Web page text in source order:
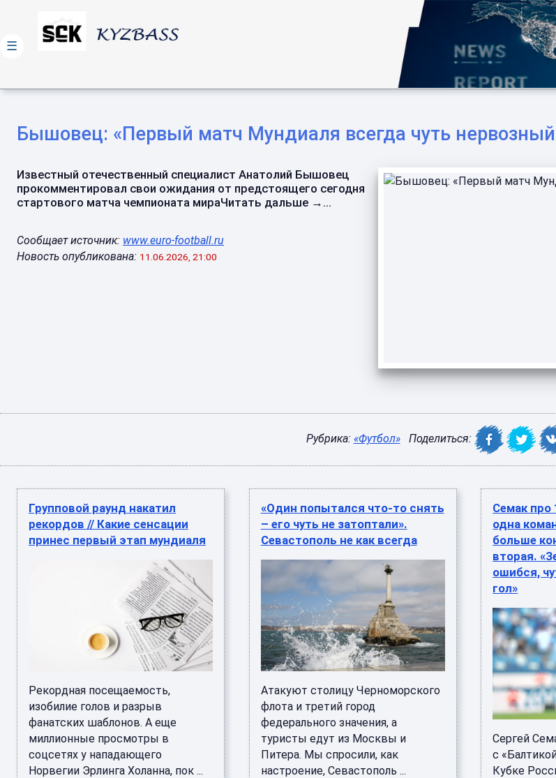
Бышовец: «Первый матч Мундиаля всегда чуть
Известный отечественный специалист Анатолий Бышовец
прокомментировал свои ожидания от предстоящего сегодня
стартового матча чемпионата мираЧитать дальше →...
Сообщает источник: www.euro-football.ru
Новость опубликована: 11.06.2026, 21:00
Рубрика: «Футбол» Поделиться:
Групповой раунд накатил
рекордов // Какие сенсации
принес первый этап мундиаля
Рекордная посещаемость,
изобилие голов и разрыв
фанатских шаблонов. А еще
миллионные просмотры в
соцсетях у нападающего
Норвегии Эрлинга Холанна, пок ...
«Один попытался что-то снять
– его чуть не затоптали».
Севастополь не как всегда
Атакуют столицу Черноморского
флота и третий город
федерального значения, а
туристы едут из Москвы и
Питера. Мы спросили, как
настроение, Севастополь ...
Семак про
одна
больше
вторая.
ошибся,
гол»
Сергей
с
Кубке
☰